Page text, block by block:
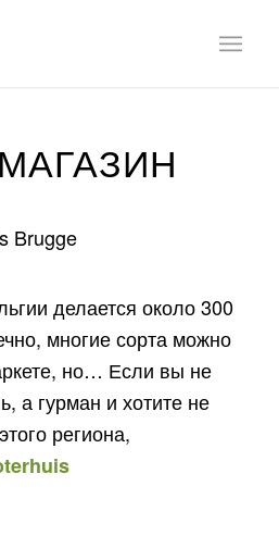
Brugge
делается около 300
многие сорта можно
но… Если вы не
а гурман и хотите не
региона,